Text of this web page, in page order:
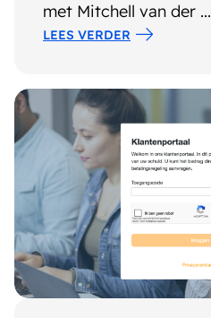
met Mitchell van der ...
LEES VERDER